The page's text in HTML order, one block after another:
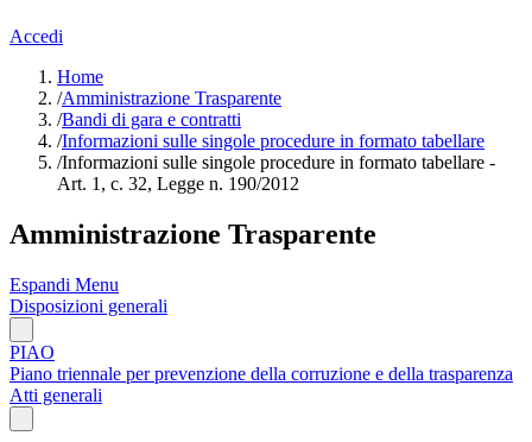
Accedi
Home
/Amministrazione Trasparente
/Bandi di gara e contratti
/Informazioni sulle singole procedure in formato tabellare
/Informazioni sulle singole procedure in formato tabellare -
Art. 1, c. 32, Legge n. 190/2012
Amministrazione Trasparente
Espandi Menu
Disposizioni generali
PIAO
Piano triennale per prevenzione della corruzione e della trasparenza
Atti generali